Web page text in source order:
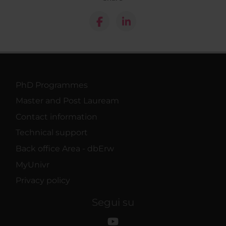
PhD Programmes
Master and Post Lauream
Contact information
Technical support
Back office Area - dbErw
MyUnivr
Privacy policy
Segui su